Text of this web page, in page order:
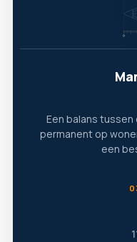
Een balans
permanent op
een